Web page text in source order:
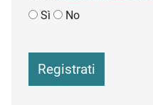
Sì
No
Registrati